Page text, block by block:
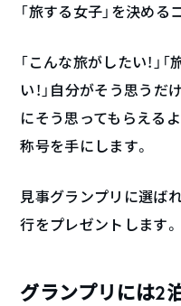
「旅する女子」を決める
「こんな旅がしたい！」
い！」自分がそう思うだ
にそう思ってもらえる
称号を手にします。
見事グランプリに選ば
行をプレゼントします。
グランプリには2